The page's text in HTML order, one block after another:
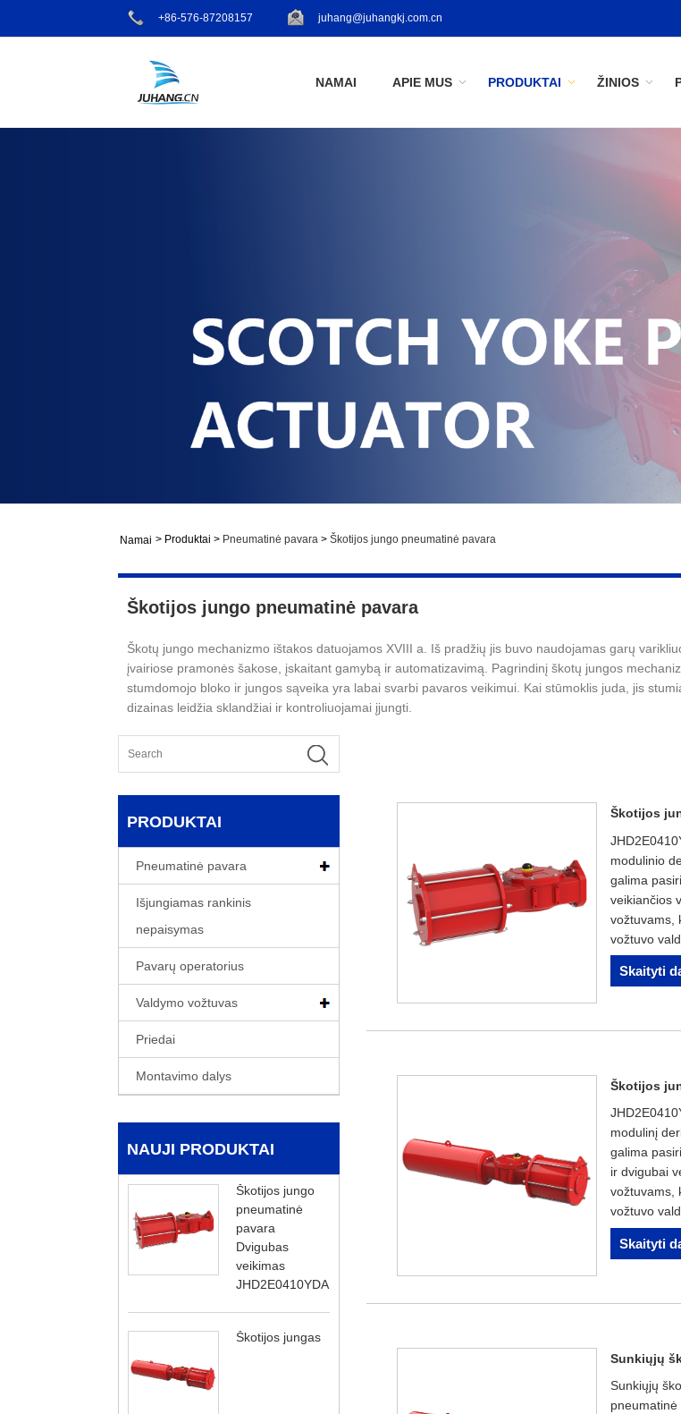
+86-576-87208157 juhang@juhangkj.com.cn
NAMAI APIE MUS PRODUKTAI ŽINIOS
Namai > Produktai > Pneumatinė pavara > Škotijos jungo pneumatinė pavara
Škotijos jungo pneumatinė pavara
Škotų jungo mechanizmo ištakos datuojamos XVIII a. Iš pradžių jis buvo naudojamas garų
įvairiose pramonės šakose, įskaitant gamybą ir automatizavimą. Pagrindinį škotų jungos
stumdomojo bloko ir jungos sąveika yra labai svarbi pavaros veikimui. Kai stūmoklis juda, jis
dizainas leidžia sklandžiai ir kontroliuojamai įjungti.
PRODUKTAI
Pneumatinė pavara
Išjungiamas rankinis
nepaisymas
Pavarų operatorius
Valdymo vožtuvas
Priedai
Montavimo dalys
NAUJI PRODUKTAI
Škotijos jungo
pneumatinė
pavara
Dvigubas
veikimas
JHD2E0410YDA
Škotijos jungas
Škotijos
modulinio
galima
veikiančios
vožtuvams,
vožtuvo
Skaityti
Škotijos
modulinį
galima
ir dvigubai
vožtuvams,
vožtuvo
Skaityti
Sunkiųjų
Sunkiųjų